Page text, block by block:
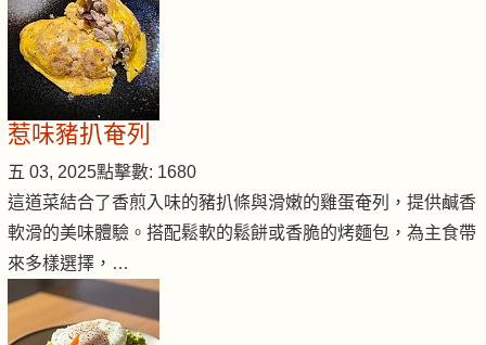
惹味豬扒奄列
五 03, 2025點擊數: 1680
這道菜結合了香煎入味的豬扒條與滑嫩的雞蛋奄列，提供鹹香
軟滑的美味體驗。搭配鬆軟的鬆餅或香脆的烤麵包，為主食帶
來多樣選擇，…